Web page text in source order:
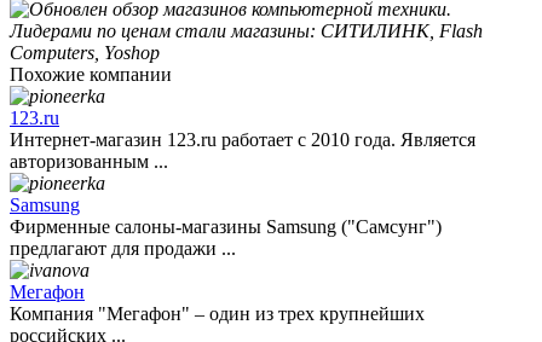
Похожие компании
123.ru
Интернет-магазин 123.ru работает с 2010 года. Является
авторизованным ...
Samsung
Фирменные салоны-магазины Samsung ("Самсунг")
предлагают для продажи ...
Мегафон
Компания "Мегафон" – один из трех крупнейших
российских ...